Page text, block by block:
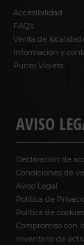
Accesibilidad
FAQ’s
Venta de
Información y
Punto Violeta
AVISO
Declaración de
Condiciones de
Aviso Legal
Política de
Política de cookies
Compromiso con
Inventario de